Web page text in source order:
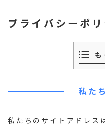
プライバシーポ
も
私た
私たちのサイトアド